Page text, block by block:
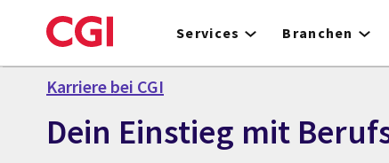
to
Services Branchen
Karriere bei CGI
Dein Einstieg mit